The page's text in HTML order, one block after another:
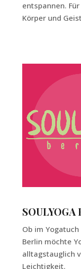
entspannen.
Körper und
Ob im
Berlin möchte
alltagstauglich
Leichtigkeit.